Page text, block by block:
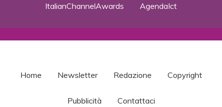
ItalianChannelAwards
AgendaIct
Home Newsletter Redazione Copyright
Pubblicità Contattaci